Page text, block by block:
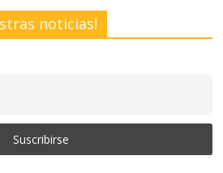
noticias!